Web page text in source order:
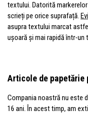
textului. Datorită
scrieți pe orice suprafață.
asupra textului marcat
ușoară și mai rapidă într-un
Articole de papetărie
Compania noastră nu este
16 ani. În acest timp, am